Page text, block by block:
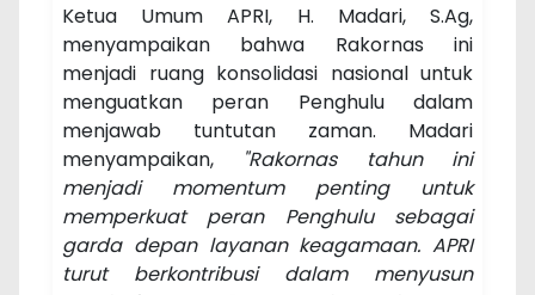
Ketua Umum APRI, H. Madari, S.Ag,
menyampaikan bahwa Rakornas ini
menjadi ruang konsolidasi nasional untuk
menguatkan peran Penghulu dalam
menjawab tuntutan zaman. Madari
menyampaikan,
"Rakornas tahun ini
menjadi momentum penting untuk
memperkuat peran Penghulu sebagai
garda depan layanan keagamaan. APRI
turut berkontribusi dalam menyusun